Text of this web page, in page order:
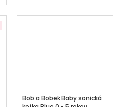
Bob a Bobek Baby sonická